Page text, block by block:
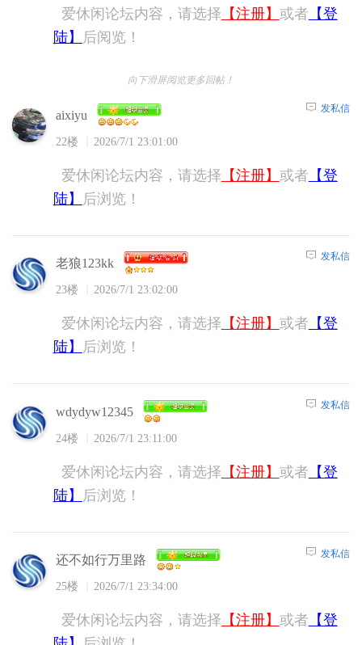
爱休闲论坛内容，请选择 【注册】 或者 【登
陆】
后阅览！
向下滑屏阅览更多回帖！
aixiyu
22楼 2026/7/1 23:01:00
发私信
爱休闲论坛内容，请选择 【注册】 或者 【登
陆】
后浏览！
老狼123kk
23楼 2026/7/1 23:02:00
发私信
爱休闲论坛内容，请选择 【注册】 或者 【登
陆】
后浏览！
wdydyw12345
24楼 2026/7/1 23:11:00
发私信
爱休闲论坛内容，请选择 【注册】 或者 【登
陆】
后浏览！
还不如行万里路
25楼 2026/7/1 23:34:00
发私信
爱休闲论坛内容，请选择 【注册】 或者 【登